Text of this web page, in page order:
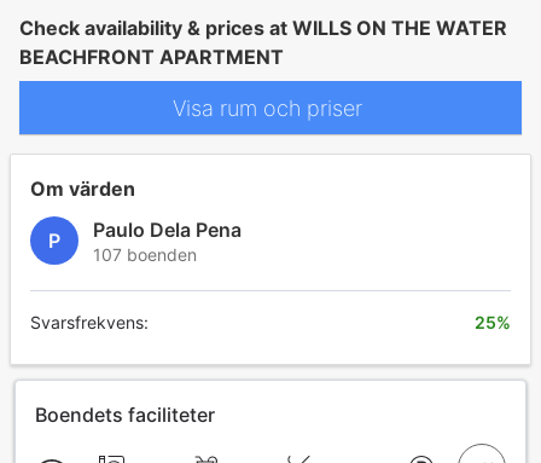
Check availability & prices at WILLS ON THE WATER
BEACHFRONT APARTMENT
Visa rum och priser
Om värden
P Paulo Dela Pena
107 boenden
Svarsfrekvens: 25%
Boendets faciliteter